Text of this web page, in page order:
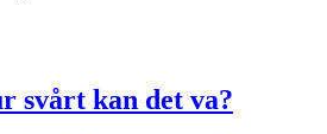
svårt kan det va?